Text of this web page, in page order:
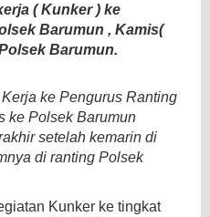
( Kunker ) ke
Barumun , Kamis(
Barumun.
ke Pengurus Ranting
ke Polsek Barumun
setelah kemarin di
di ranting Polsek
Kunker ke tingkat